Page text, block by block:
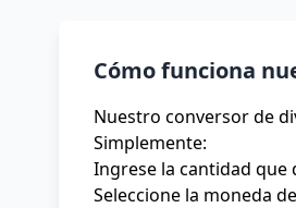
Cómo funciona
Nuestro conversor de
Simplemente:
Ingrese la cantidad que
Seleccione la moneda